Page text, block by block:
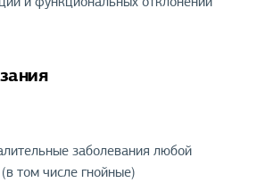
заболевания любой
том числе гнойные)